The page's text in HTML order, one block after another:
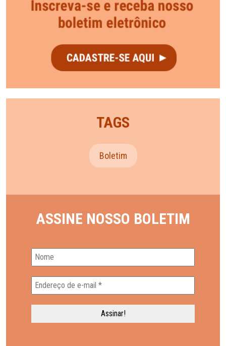
TAGS
Boletim
ASSINE NOSSO BOLETIM